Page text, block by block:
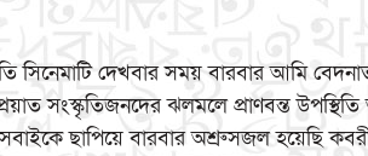
দেখবার সময় বারবার আমি
সংস্কৃতিজনদের ঝলমলে প্রাণবন্ত
ছাপিয়ে বারবার অশ্রুসজল হয়েছি